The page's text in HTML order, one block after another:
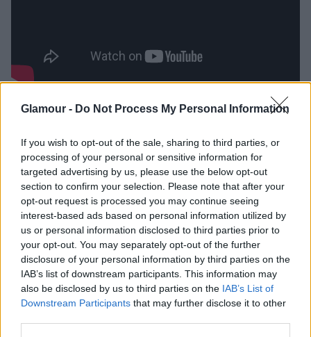
Glamour - Do Not Process My Personal Information
If you wish to opt-out of the sale, sharing to third parties, or
processing of your personal or sensitive information for
targeted advertising by us, please use the below opt-out
section to confirm your selection. Please note that after your
opt-out request is processed you may continue seeing
interest-based ads based on personal information utilized by
us or personal information disclosed to third parties prior to
your opt-out. You may separately opt-out of the further
disclosure of your personal information by third parties on the
IAB’s list of downstream participants. This information may
also be disclosed by us to third parties on the IAB’s List of
Downstream Participants that may further disclose it to other